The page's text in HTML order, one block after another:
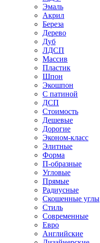
Эмаль
Акрил
Береза
Дерево
Дуб
ЛДСП
Массив
Пластик
Шпон
Экошпон
С патиной
ДСП
Стоимость
Дешевые
Дорогие
Эконом-класс
Элитные
Форма
П-образные
Угловые
Прямые
Радиусные
Скошенные углы
Стиль
Современные
Евро
Английские